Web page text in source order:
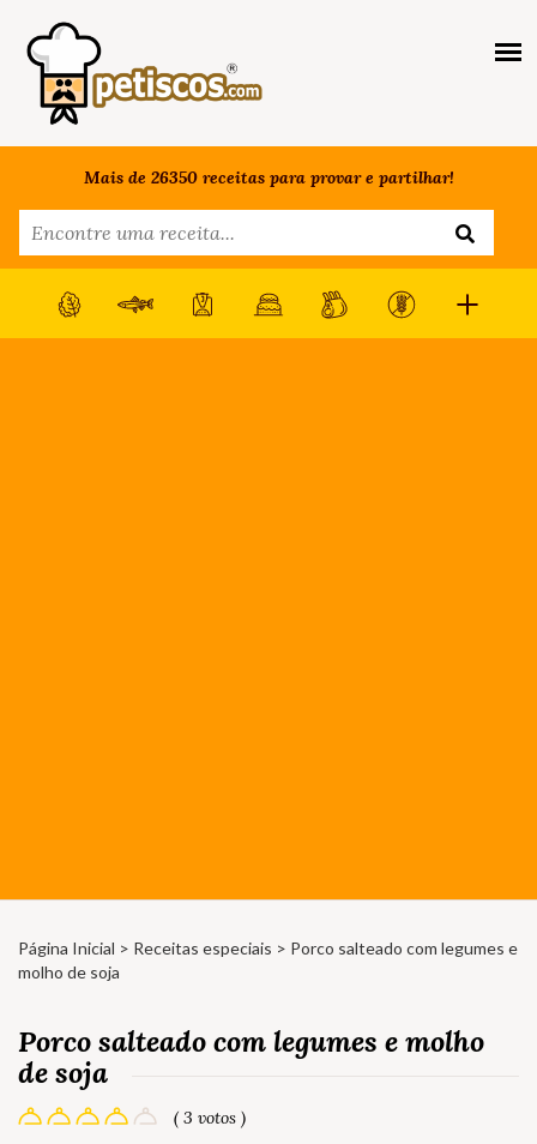
Mais de 26350 receitas para provar e partilhar!
Página Inicial > Receitas especiais > Porco salteado com legumes e
molho de soja
Porco salteado com legumes e molho
de soja
( 3 votos )